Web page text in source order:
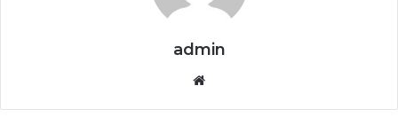
admin